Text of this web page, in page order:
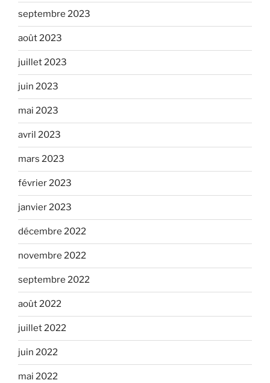
septembre 2023
août 2023
juillet 2023
juin 2023
mai 2023
avril 2023
mars 2023
février 2023
janvier 2023
décembre 2022
novembre 2022
septembre 2022
août 2022
juillet 2022
juin 2022
mai 2022